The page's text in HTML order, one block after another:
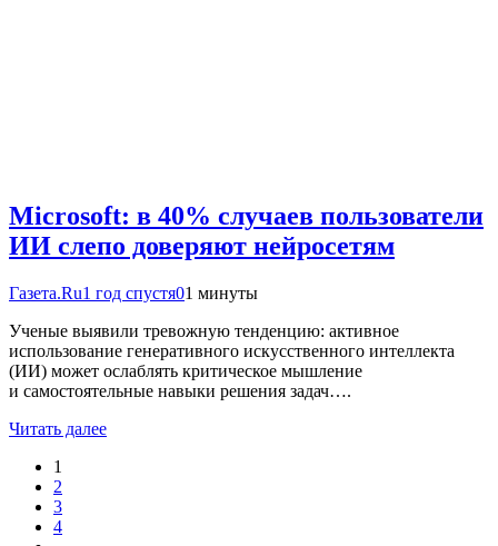
Microsoft: в 40% случаев пользователи
ИИ слепо доверяют нейросетям
Газета.Ru1 год спустя01 минуты
Ученые выявили тревожную тенденцию: активное
использование генеративного искусственного интеллекта
(ИИ) может ослаблять критическое мышление
и самостоятельные навыки решения задач….
Читать далее
1
2
3
4